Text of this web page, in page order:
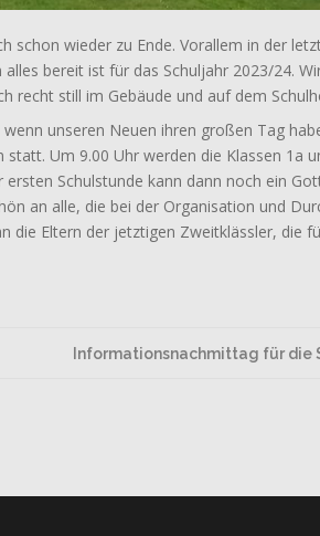
schon wieder zu Ende. Vorallem in der
bereit ist für das Schuljahr 2023/24.
recht still im Gebäude und auf dem
unseren Neuen ihren großen Tag
Um 9.00 Uhr werden die Klassen 1a
Schulstunde kann dann noch ein
an alle, die bei der Organisation und
die Eltern der jetztigen Zweitklässler, die
Informationsnachmittag für die